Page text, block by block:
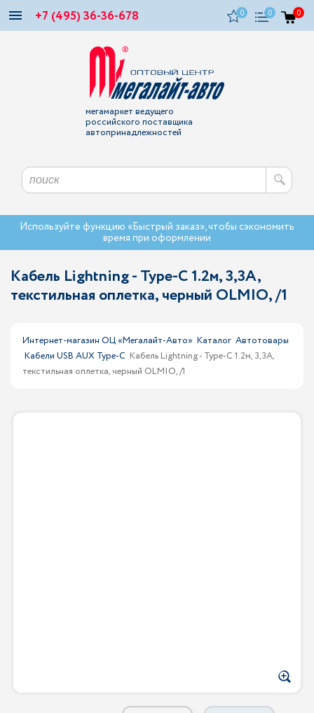
+7 (495) 36-36-678 0 0 0
мегамаркет ведущего
российского поставщика
автопринадлежностей
Используйте функцию «Быстрый заказ», чтобы сэкономить
время при оформлении
Кабель Lightning - Type-С 1.2м, 3,3A,
текстильная оплетка, черный OLMIO, /1
Интернет-магазин ОЦ «Мегалайт-Авто» Каталог Автотовары
Кабели USB AUX Type-C Кабель Lightning - Type-С 1.2м, 3,3A,
текстильная оплетка, черный OLMIO, /1